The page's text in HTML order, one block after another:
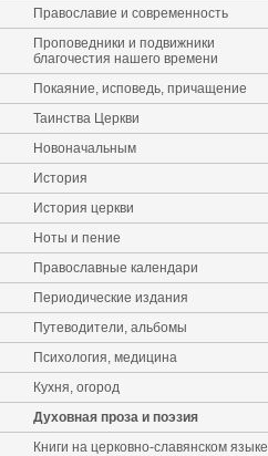
Православие и современность
Проповедники и подвижники
благочестия нашего времени
Покаяние, исповедь, причащение
Таинства Церкви
Новоначальным
История
История церкви
Ноты и пение
Православные календари
Периодические издания
Путеводители, альбомы
Психология, медицина
Кухня, огород
Духовная проза и поэзия
Книги на церковно-славянском языке